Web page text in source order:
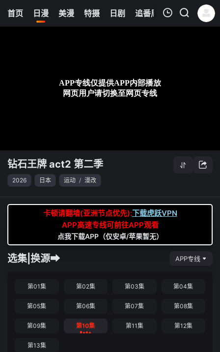
首页 日漫 美漫 特摄 日剧 追番周表 今日更新
0
清空
钻石王牌 act2 第二季
2026 日本 运动 / 漫改
卡顿请翻墙(亚洲节点优先):下载虎跃VPN
APP高速专线可前往APP观看
点我下载APP（仅安卓/苹果暂无）
选集|换源➡ APP专线
第01集 第02集 第03集 第04集
第05集 第06集 第07集 第08集
第09集 第10集 第11集 第12集
第13集